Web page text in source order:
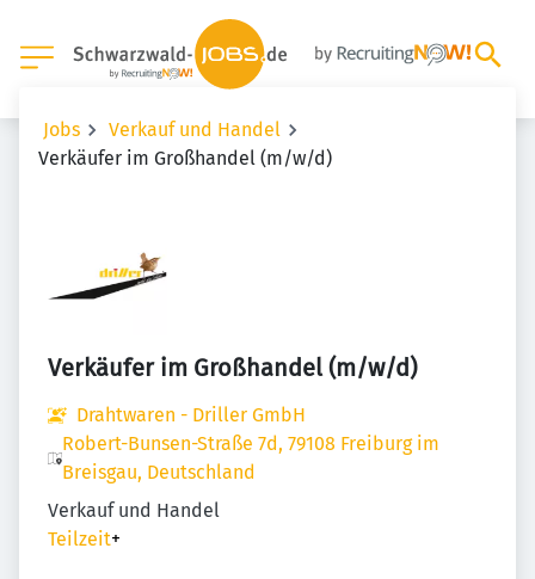
Jobs
Verkauf und Handel
Verkäufer im Großhandel (m/w/d)
Verkäufer im Großhandel (m/w/d)
Drahtwaren - Driller GmbH
Robert-Bunsen-Straße 7d, 79108 Freiburg im
Breisgau, Deutschland
Verkauf und Handel
Teilzeit+